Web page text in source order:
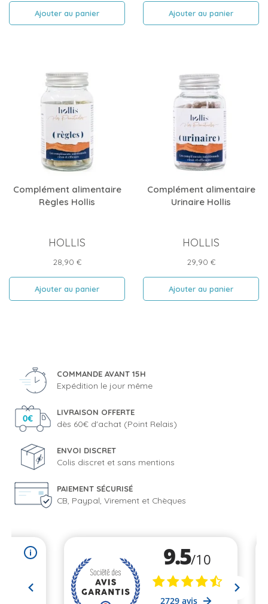
Ajouter au panier Ajouter au panier
Complément alimentaire
Règles Hollis
HOLLIS
Prix
28,90 €
Ajouter au panier
Complément alimentaire
Urinaire Hollis
HOLLIS
Prix
29,90 €
Ajouter au panier
COMMANDE AVANT 15H
Expédition le jour même
LIVRAISON OFFERTE
dès 60€ d'achat (Point Relais)
ENVOI DISCRET
Colis discret et sans mentions
PAIEMENT SÉCURISÉ
CB, Paypal, Virement et Chèques